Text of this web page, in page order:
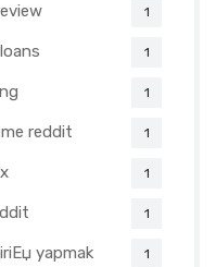
1
1
1
reddit 1
1
1
yapmak 1